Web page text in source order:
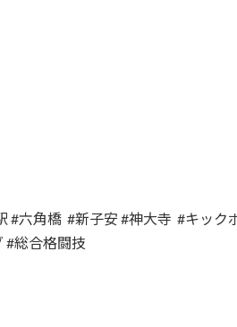
角橋 #新子安 #神大寺 #キック
総合格闘技